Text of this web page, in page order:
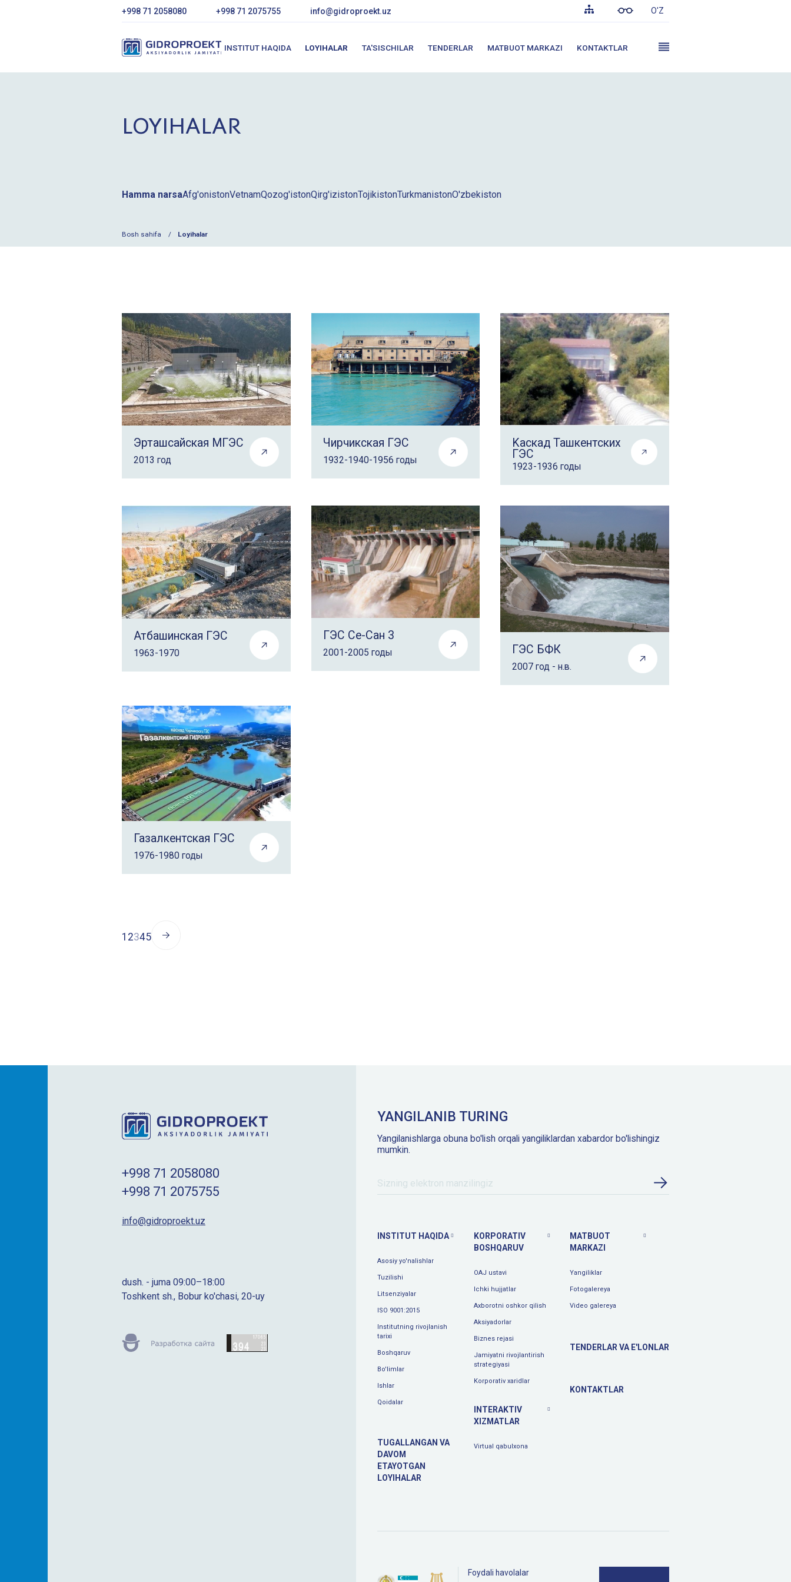
+998 71 2058080 +998 71 2075755 info@gidroproekt.uz O'Z
INSTITUT HAQIDA LOYIHALAR TA'SISCHILAR TENDERLAR MATBUOT MARKAZI KONTAKTLAR
LOYIHALAR
Hamma narsaAfg'onistonVetnamQozog'istonQirg'izistonTojikistonTurkmanistonO'zbekiston
Bosh sahifa Loyihalar
Эрташсайская МГЭС
2013 год
Чирчикская ГЭС
1932-1940-1956 годы
Kаскад Ташкентских
ГЭС
1923-1936 годы
Атбашинская ГЭС
1963-1970
ГЭС Се-Сан 3
2001-2005 годы ГЭС БФК
2007 год - н.в.
Газалкентская ГЭС
1976-1980 годы
1 2345
+998 71 2058080
+998 71 2075755
info@gidroproekt.uz
dush. - juma 09:00–18:00
Toshkent sh., Bobur ko'chasi, 20-uy
YANGILANIB TURING
Yangilanishlarga obuna bo'lish orqali yangiliklardan xabardor bo'lishingiz
mumkin.
INSTITUT HAQIDA
Asosiy yo'nalishlar
Tuzilishi
Litsenziyalar
ISO 9001:2015
Institutning rivojlanish
tarixi
Boshqaruv
Bo'limlar
Ishlar
Qoidalar
TUGALLANGAN VA
DAVOM
ETAYOTGAN
LOYIHALAR
KORPORATIV
BOSHQARUV
OAJ ustavi
Ichki hujjatlar
Axborotni oshkor qilish
Aksiyadorlar
Biznes rejasi
Jamiyatni rivojlantirish
strategiyasi
Korporativ xaridlar
INTERAKTIV
XIZMATLAR
Virtual qabulxona
MATBUOT
MARKAZI
Yangiliklar
Fotogalereya
Video galereya
TENDERLAR VA E'LONLAR
KONTAKTLAR
Foydali havolalar